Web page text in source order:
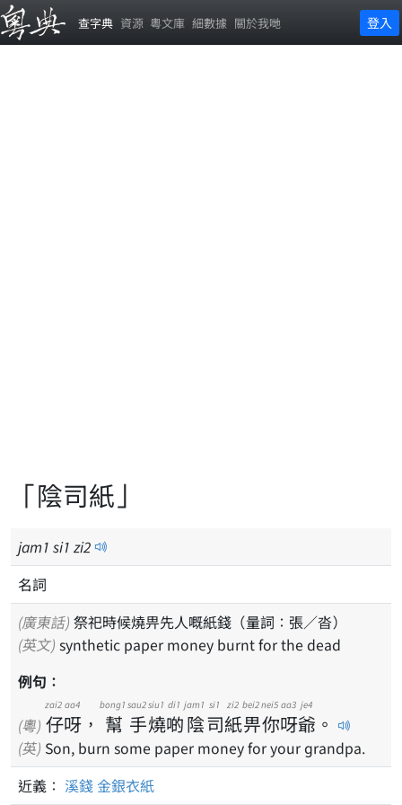
查字典 資源 粵文庫 細數據 關於我哋 登入
「陰司紙」
jam1 si1 zi2
名詞
(廣東話) 祭祀時候燒畀先人嘅紙錢（量詞：張／沓）
(英文) synthetic paper money burnt for the dead
例句：
(粵) 仔
zai2
呀
aa4
， 幫
bong1
手
sau2
燒
siu1
啲
di1
陰
jam1
司
si1
紙
zi2
畀
bei2
你
nei5
呀
aa3
爺
je4
。
(英) Son, burn some paper money for your grandpa.
近義： 溪錢金銀衣紙